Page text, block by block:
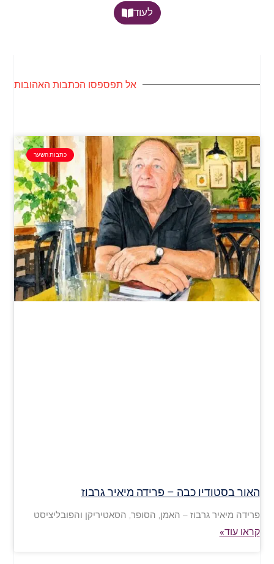
לעוד
אל תפספסו הכתבות האהובות
כתבות השער
האור בסטודיו כבה – פרידה מיאיר גרבוז
פרידה מיאיר גרבוז – האמן, הסופר, הסאטיריקן והפובליציסט
קראו עוד»